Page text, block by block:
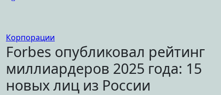
Корпорации
Forbes опубликовал рейтинг
миллиардеров 2025 года: 15
новых лиц из России